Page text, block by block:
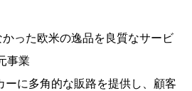
った欧米の逸品を良質なサービ
事業
ーに多角的な販路を提供し、顧客